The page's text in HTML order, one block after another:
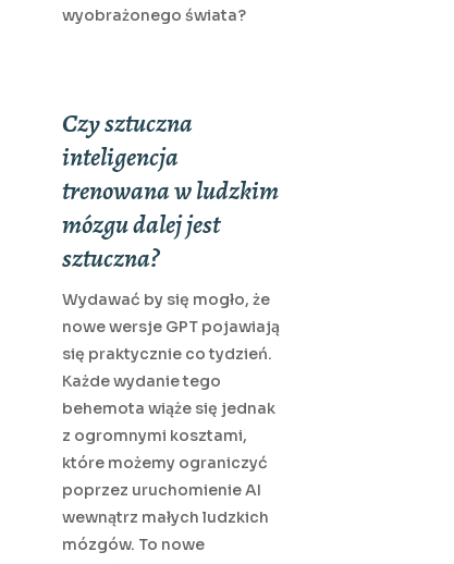
wyobrażonego świata?
Czy sztuczna
inteligencja
trenowana w ludzkim
mózgu dalej jest
sztuczna?
Wydawać by się mogło, że
nowe wersje GPT pojawiają
się praktycznie co tydzień.
Każde wydanie tego
behemota wiąże się jednak
z ogromnymi kosztami,
które możemy ograniczyć
poprzez uruchomienie AI
wewnątrz małych ludzkich
mózgów. To nowe